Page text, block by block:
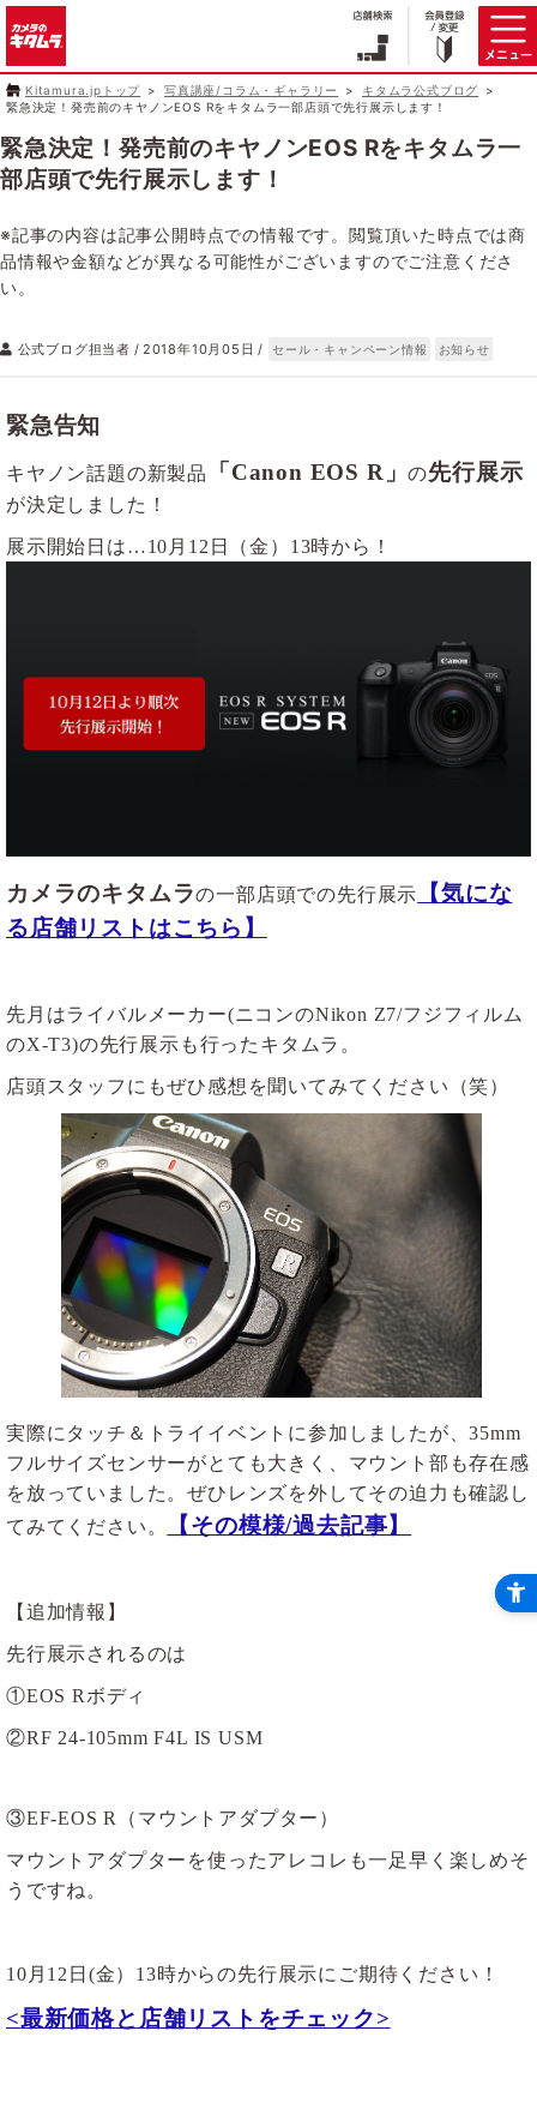
Kitamura.jpトップ 写真講座/コラム・ギャラリー
キタムラ公式ブログ
緊急決定！発売前のキヤノンEOS Rをキタムラ一部店頭で先行展示します！
緊急決定！発売前のキヤノンEOS Rをキタムラ一
部店頭で先行展示します！
※記事の内容は記事公開時点での情報です。閲覧頂いた時点では商
品情報や金額などが異なる可能性がございますのでご注意くださ
い。
公式ブログ担当者 2018年10月05日 セール・キャンペーン情報 お知らせ
緊急告知
キヤノン話題の新製品 「Canon EOS R」の先行展示
が決定しました！
展示開始日は…10月12日（金）13時から！
カメラのキタムラの一部店頭での先行展示
【気にな
る店舗リストはこちら】
先月はライバルメーカー(ニコンのNikon Z7/フジフィルム
のX-T3)の先行展示も行ったキタムラ。
店頭スタッフにもぜひ感想を聞いてみてください（笑）
実際にタッチ＆トライイベントに参加しましたが、35mm
フルサイズセンサーがとても大きく、マウント部も存在感
を放っていました。ぜひレンズを外してその迫力も確認し
てみてください。
【その模様/過去記事】
【追加情報】
先行展示されるのは
①EOS Rボディ
②RF 24-105mm F4L IS USM
③EF-EOS R（マウントアダプター）
マウントアダプターを使ったアレコレも一足早く楽しめそ
うですね。
10 月12日(金）13時からの先行展示にご期待ください！
<最新価格と店舗リストをチェック>